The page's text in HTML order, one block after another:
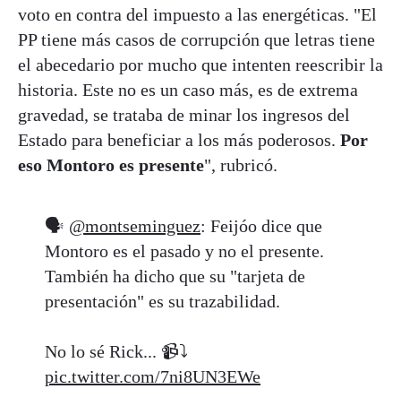
voto en contra del impuesto a las energéticas. "El
PP tiene más casos de corrupción que letras tiene
el abecedario por mucho que intenten reescribir la
historia. Este no es un caso más, es de extrema
gravedad, se trataba de minar los ingresos del
Estado para beneficiar a los más poderosos. Por
eso Montoro es presente", rubricó.
🗣️ @montseminguez: Feijóo dice que
Montoro es el pasado y no el presente.
También ha dicho que su "tarjeta de
presentación" es su trazabilidad.
No lo sé Rick... 📹⤵️
pic.twitter.com/7ni8UN3EWe